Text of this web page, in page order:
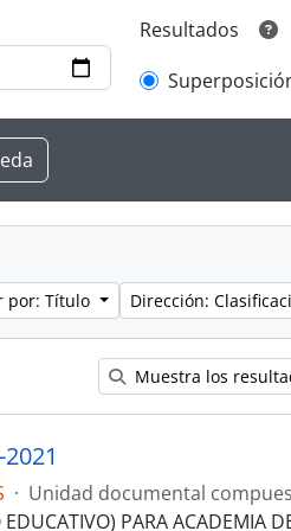
Resultados
por: Título Dirección:
Muestra los
· Unidad documental
PARA ACADEMIA